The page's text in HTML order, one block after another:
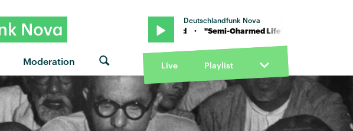
Moderation
Deutschlandfunk Nova
"Semi-Charmed Life" von Third Eye Blind · "Semi-Charmed Life" von Third Eye Blind ·
Live Playlist